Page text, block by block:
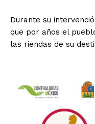
Durante su
que por años el
las riendas de su